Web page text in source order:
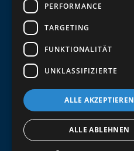
Deine Email
Abschicken
PERFORMANCE
TARGETING
FUNKTIONALITÄT
UNKLASSIFIZIERTE
ALLE AKZEPTIEREN
ALLE ABLEHNEN